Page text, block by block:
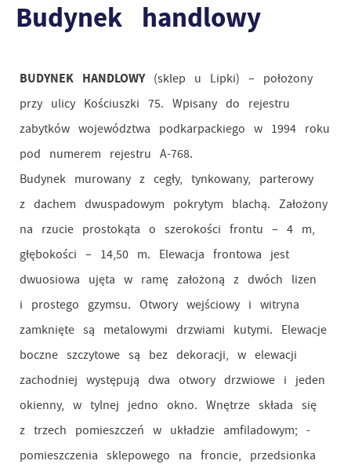
Budynek handlowy
BUDYNEK HANDLOWY(sklep u Lipki) – położony
przy ulicy Kościuszki 75. Wpisany do rejestru
zabytków województwa podkarpackiego w 1994 roku
pod numerem rejestru A-768.
Budynek murowany z cegły, tynkowany, parterowy
z dachem dwuspadowym pokrytym blachą. Założony
na rzucie prostokąta o szerokości frontu – 4 m,
głębokości – 14,50 m. Elewacja frontowa jest
dwuosiowa ujęta w ramę założoną z dwóch lizen
i prostego gzymsu. Otwory wejściowy i witryna
zamknięte są metalowymi drzwiami kutymi. Elewacje
boczne szczytowe są bez dekoracji, w elewacji
zachodniej występują dwa otwory drzwiowe i jeden
okienny, w tylnej jedno okno. Wnętrze składa się
z trzech pomieszczeń w układzie amfiladowym; -
pomieszczenia sklepowego na froncie, przedsionka